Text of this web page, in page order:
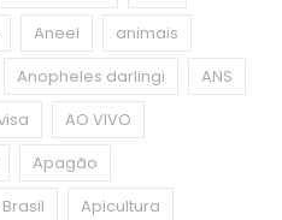
Aneel
animais
Anopheles darlingi
ANS
AO VIVO
Apagão
Apicultura